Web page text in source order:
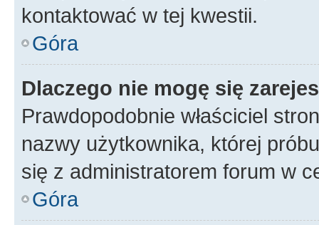
kontaktować w tej kwestii.
Góra
Dlaczego nie mogę się
Prawdopodobnie właściciel
nazwy użytkownika, której
się z administratorem forum w
Góra